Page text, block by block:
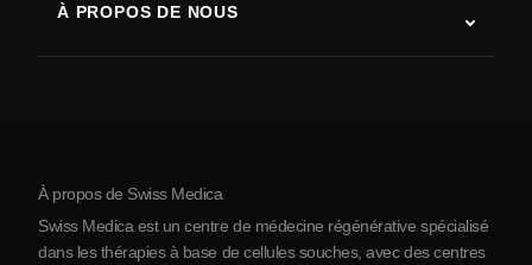
Maladie de Parkinson
Arthrite
À PROPOS DE NOUS
À propos de la Serbie
À propos de Swiss Medica
Swiss Medica est un centre de médecine régénérative spécialisé
dans les thérapies à base de cellules souches, avec des centres